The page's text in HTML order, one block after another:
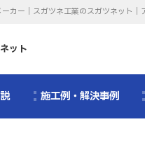
カー｜スガツネ工業のスガツネット｜
ット
施工例・解決事例